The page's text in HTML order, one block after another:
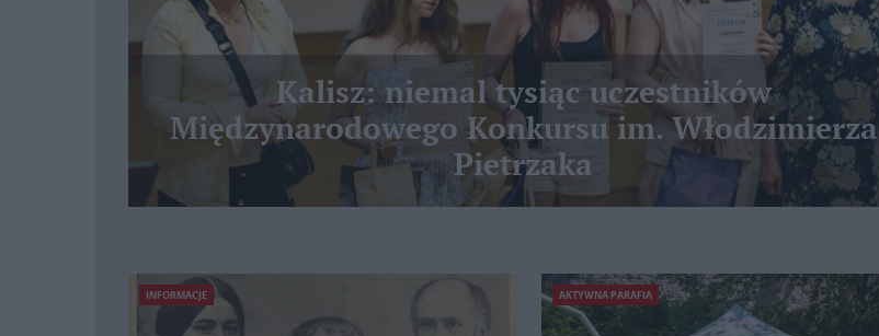
Kalisz: niemal tysiąc uczestników
Międzynarodowego Konkursu im. Włodzimierza
Pietrzaka
INFORMACJE AKTYWNA PARAFIA